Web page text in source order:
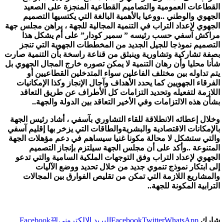
القطاعات العمومية والتصاميم القطاعية المنجزة على الصعيد
الجهوي والوطني ..ووعيا بالأهمية البالغة التي يكتسيها التصميم
الجهوي لإعداد التراب في التنمية المجالية للجهة ، يراهن مجلس جهة
مراكش آسفي حسب رئيسه ” سمير كودار” على أم يشكل هذا
التصميم نموذجا للجيل الجديد من المخططات الجهوية التي تنجز
بصفة تشاركية وتشاورية وينبثق من قناعة راسخة بأن التنمية صارت
شأنا محليا وأن رهان التنمية لا يمكن تصوره خارج المجال الجهوي بل
يتم تداوله بين مختلف الفاعلين سواء المتدخلين القطاعيين أو
الفرقاء الجهويين كما يحدد الأهداف وآجال الإنجاز وكذا الإمكانيات
اللازمة لتفعيله وتحديد التزامات كل الأطراف عن طريق التعاقد
بشأن هذه الالتزامات وفي الأخير التعاقد بين الدولة والجهة..
وخلال إعطائه الانطلاقة للقاء التشاوري بآسفي ، أشاد رئيس الجهة
بالإمكانات الاقتصادية والبشريةوالطاقات التي يزخر بها إقليم آسفي
والتي ستشكل لا محالة مكونا غنيا سيساهم في دعم مؤهلات الجهة
المتنوعة ..وأكد على أن مجلس الجهة سيلتزم بإنجاز التصميم
الجهوي لإعداد التراب وفق التوجهات الملكية السامية والتي تدعو
إلى ابتكار نموذج تنموي جديد من خلال تحديد ووضع الآليات
والمشاريع اللازمة التي تمكن من تقليص الفوارق بين المجالات
الترابية المكونة للجهة..
شارك FacebookTwitterWhatsApp البريد الإلكتروني
Facebook